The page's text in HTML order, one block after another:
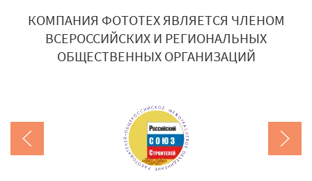
КОМПАНИЯ ФОТОТЕХ ЯВЛЯЕТСЯ ЧЛЕНОМ
ВСЕРОССИЙСКИХ И РЕГИОНАЛЬНЫХ
ОБЩЕСТВЕННЫХ ОРГАНИЗАЦИЙ